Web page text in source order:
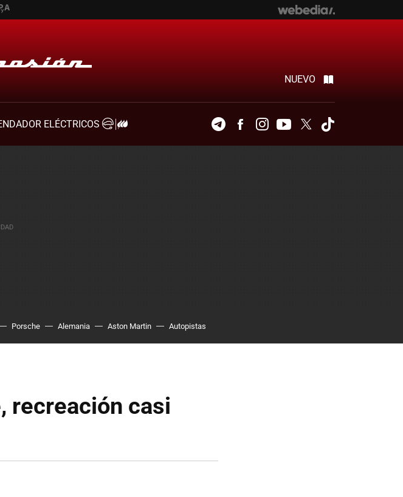
NUEVO
ELÉCTRICOS
TelegramFacebookInstagramYoutubeTwitter
Porsche Alemania Aston Martin Autopistas
recreación casi